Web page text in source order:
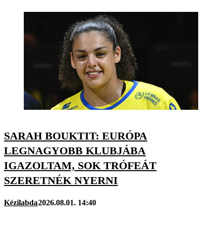
SARAH BOUKTIT: EURÓPA
LEGNAGYOBB KLUBJÁBA
IGAZOLTAM, SOK TRÓFEÁT
SZERETNÉK NYERNI
Kézilabda2026.08.01. 14:40